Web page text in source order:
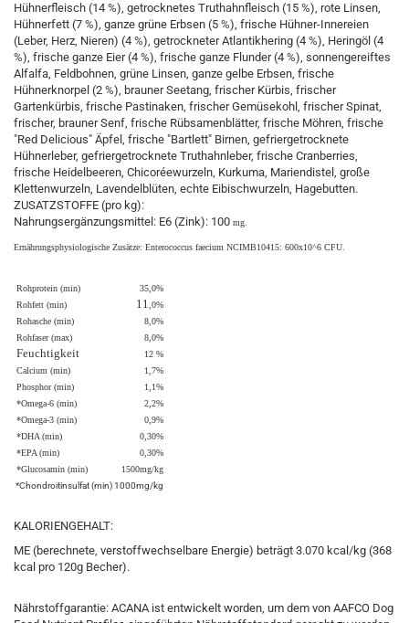
Hühnerfleisch (14 %), getrocknetes Truthahnfleisch (15 %), rote Linsen,
Hühnerfett (7 %), ganze grüne Erbsen (5 %), frische Hühner-Innereien
(Leber, Herz, Nieren) (4 %), getrockneter Atlantikhering (4 %), Heringöl (4
%), frische ganze Eier (4 %), frische ganze Flunder (4 %), sonnengereiftes
Alfalfa, Feldbohnen, grüne Linsen, ganze gelbe Erbsen, frische
Hühnerknorpel (2 %), brauner Seetang, frischer Kürbis, frischer
Gartenkürbis, frische Pastinaken, frischer Gemüsekohl, frischer Spinat,
frischer, brauner Senf, frische Rübsamenblätter, frische Möhren, frische
"Red Delicious" Äpfel, frische "Bartlett" Birnen, gefriergetrocknete
Hühnerleber, gefriergetrocknete Truthahnleber, frische Cranberries,
frische Heidelbeeren, Chicoréewurzeln, Kurkuma, Mariendistel, große
Klettenwurzeln, Lavendelblüten, echte Eibischwurzeln, Hagebutten.
ZUSATZSTOFFE (pro kg):
Nahrungsergänzungsmittel: E6 (Zink): 100 mg.
Ernährungsphysiologische Zusätze: Enterococcus faecium NCIMB10415: 600x10^6 CFU.
Rohprotein (min)
35,0%
Rohfett (min)
11 ,0%
Rohasche (min)
8,0%
Rohfaser (max)
8,0%
Feuchtigkeit
12 %
Calcium (min)
1,7%
Phosphor (min)
1,1%
*Omega-6 (min)
2,2%
*Omega-3 (min)
0,9%
*DHA (min)
0,30%
*EPA (min)
0,30%
*Glucosamin (min)
1500mg/kg
*Chondroitinsulfat (min)1000mg/kg
KALORIENGEHALT:
ME (berechnete, verstoffwechselbare Energie) beträgt 3.070 kcal/kg (368
kcal pro 120g Becher).
Nährstoffgarantie: ACANA ist entwickelt worden, um dem von AAFCO Dog